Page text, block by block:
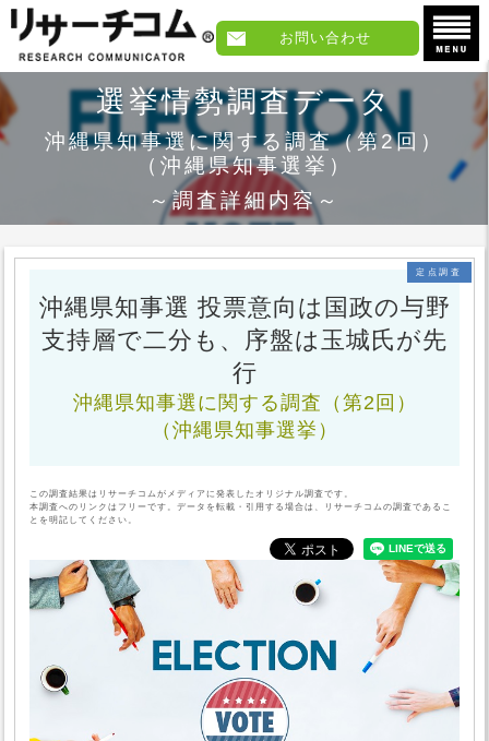
お問い合わせ
選挙情勢調査データ
沖縄県知事選に関する調査（第2回）
（沖縄県知事選挙）
～調査詳細内容～
定点調査
沖縄県知事選 投票意向は国政の与野
支持層で二分も、序盤は玉城氏が先
行
沖縄県知事選に関する調査 （第2回）
（沖縄県知事選挙）
この調査結果はリサーチコムがメディアに発表したオリジナル調査です。
本調査へのリンクはフリーです。データを転載・引用する場合は、リサーチコムの調査であるこ
とを明記してください。